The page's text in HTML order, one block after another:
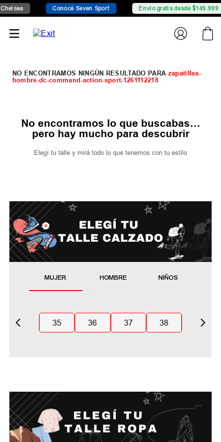
Conocé Seven Sport Envío gratis desde $149.999
zapatillas-
hombre-dc-command-action-sport-1261112218
No encontramos lo que buscabas…
pero hay mucho para descubrir
Elegí tu talle y mirá todo lo que tenemos con tu estilo
MUJER HOMBRE NIÑOS
35 36 37 38